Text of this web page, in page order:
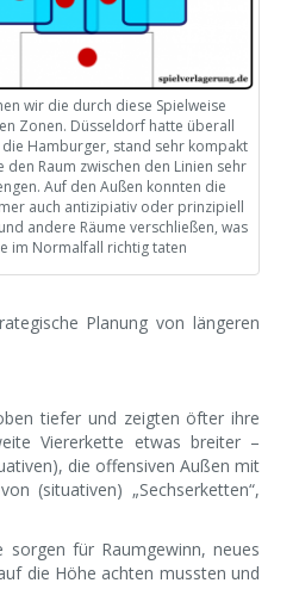
wir die durch diese Spielweise
Zonen. Düsseldorf hatte überall
Hamburger, stand sehr kompakt
den Raum zwischen den Linien sehr
Auf den Außen konnten die
auch antizipiativ oder prinzipiell
andere Räume verschließen, was
im Normalfall richtig taten
Planung von längeren
tiefer und zeigten öfter ihre
Viererkette etwas breiter –
die offensiven Außen mit
(situativen) „Sechserketten“,
für Raumgewinn, neues
die Höhe achten mussten und